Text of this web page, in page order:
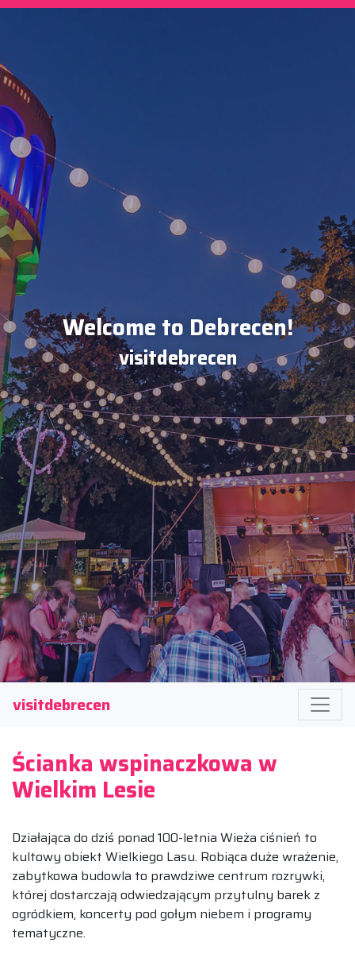
Welcome to Debrecen!
visitdebrecen
visitdebrecen
Ścianka wspinaczkowa w
Wielkim Lesie
Działająca do dziś ponad 100-letnia Wieża ciśnień to
kultowy obiekt Wielkiego Lasu. Robiąca duże wrażenie,
zabytkowa budowla to prawdziwe centrum rozrywki,
której dostarczają odwiedzającym przytulny barek z
ogródkiem, koncerty pod gołym niebem i programy
tematyczne.